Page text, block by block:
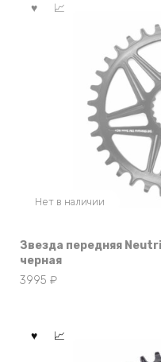
Нет в наличии
Звезда передняя
черная
3995 ₽